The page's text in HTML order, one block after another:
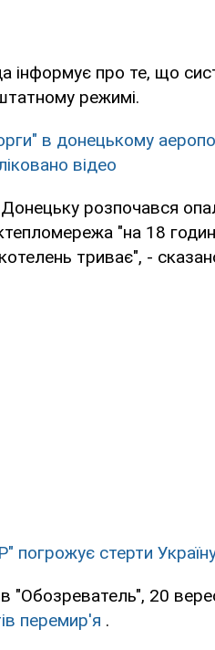
інформує про те, що
режимі.
в донецькому
відео
розпочався
"на 18
триває", -
погрожує стерти Україну
"Обозреватель", 20
перемир'я .